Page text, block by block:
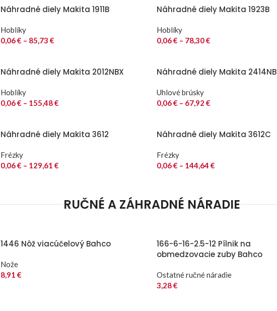
Náhradné diely Makita 1911B
Hoblíky
0,06€ – 85,73 €
Náhradné diely Makita 1923B
Hoblíky
0,06€ – 78,30€
Náhradné diely Makita 2012NBX
Hoblíky
0,06€ – 155,48€
Náhradné diely Makita 2414NB
Uhlové brúsky
0,06€ – 67,92 €
Náhradné diely Makita 3612
Frézky
0,06€ – 129,61 €
Náhradné diely Makita 3612C
Frézky
0,06€ – 144,64 €
RUČNÉ A ZÁHRADNÉ NÁRADIE
1446 Nôž viacúčelový Bahco
Nože
8,91 €
166-6-16-2.5-12 Pílnik na
obmedzovacie zuby Bahco
Ostatné ručné náradie
3,28€